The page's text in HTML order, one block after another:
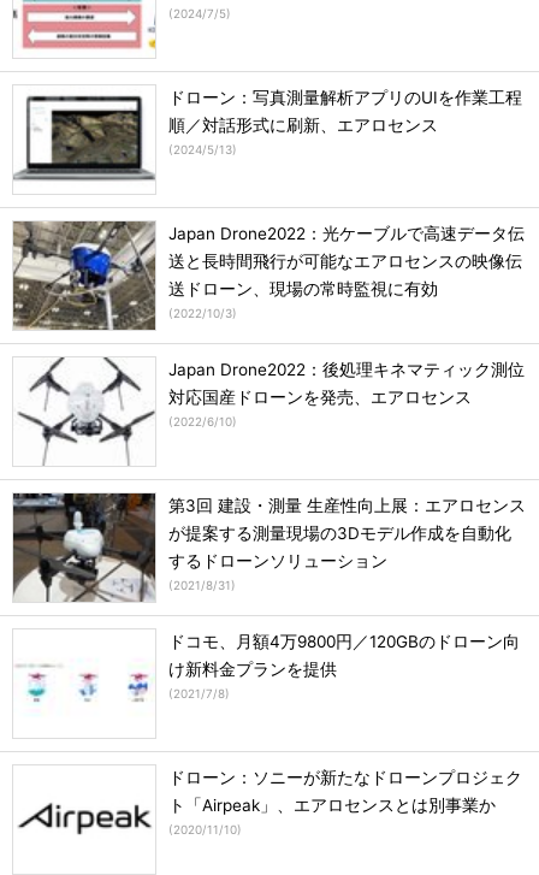
(2024/7/5)
ドローン：写真測量解析アプリのUIを作業工程
順／対話形式に刷新、エアロセンス
(2024/5/13)
Japan Drone2022：光ケーブルで高速データ伝
送と長時間飛行が可能なエアロセンスの映像伝
送ドローン、現場の常時監視に有効
(2022/10/3)
Japan Drone2022：後処理キネマティック測位
対応国産ドローンを発売、エアロセンス
(2022/6/10)
第3回 建設・測量 生産性向上展：エアロセンス
が提案する測量現場の3Dモデル作成を自動化
するドローンソリューション
(2021/8/31)
ドコモ、月額4万9800円／120GBのドローン向
け新料金プランを提供
(2021/7/8)
ドローン：ソニーが新たなドローンプロジェク
ト「Airpeak」、エアロセンスとは別事業か
(2020/11/10)